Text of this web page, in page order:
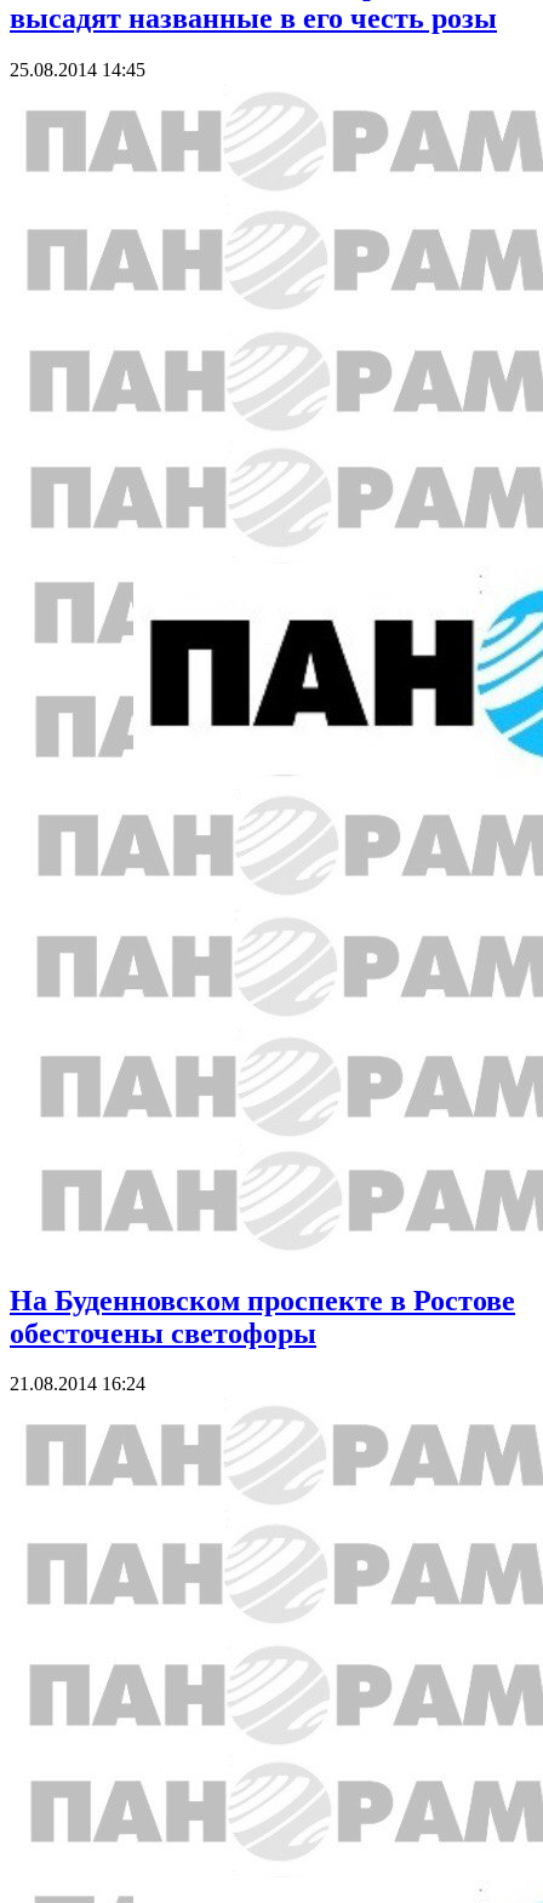
высадят названные в его честь розы
25.08.2014 14:45
На Буденновском проспекте в Ростове
обесточены светофоры
21.08.2014 16:24